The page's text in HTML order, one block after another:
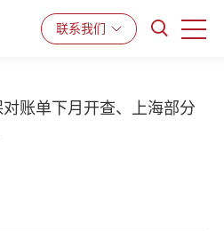
产品与服务 解决方案 资源中心
联系我们
账单下月开查、上海部分